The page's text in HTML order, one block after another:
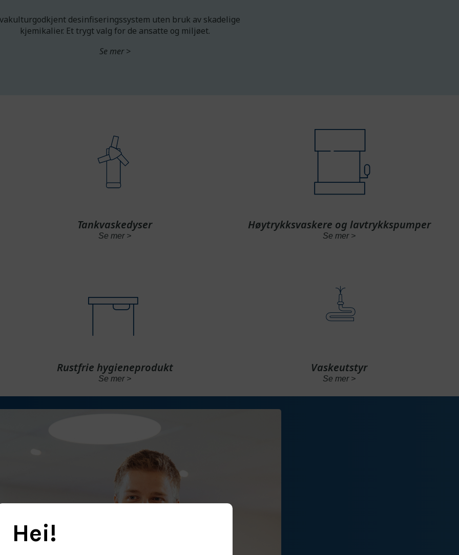
desinfiseringssystem uten bruk av skadelige
kjemikalier. Et trygt valg for de ansatte og miljøet.
Se mer >
Tankvaskedyser
Se mer >
Høytrykksvaskere og lavtrykkspumper
Se mer >
Rustfrie hygieneprodukt
Se mer >
Vaskeutstyr
Se mer >
Hei!